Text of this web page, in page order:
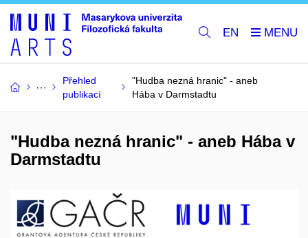
EN
Přehled
publikací
"Hudba nezná hranic" - aneb
Hába v Darmstadtu
"Hudba nezná hranic" - aneb Hába v
Darmstadtu